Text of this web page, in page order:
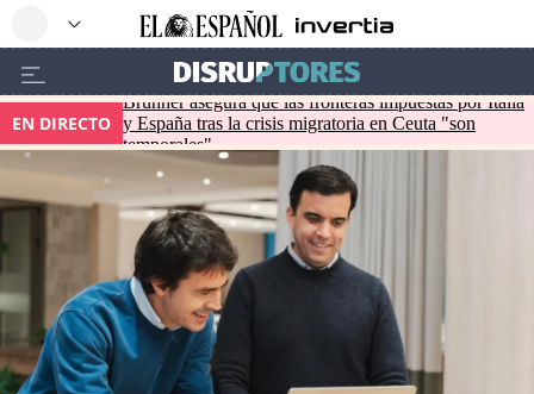
EN DIRECTO
Brunner asegura que las fronteras impuestas por Italia
y España tras la crisis migratoria en Ceuta "son
temporales"